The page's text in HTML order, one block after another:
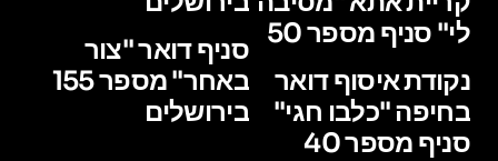
לי" סניף מספר 50
נקודת איסוף דואר
בחיפה "כלבו חגי"
סניף מספר 40
סניף דואר "צור
באחר" מספר 155
בירושלים